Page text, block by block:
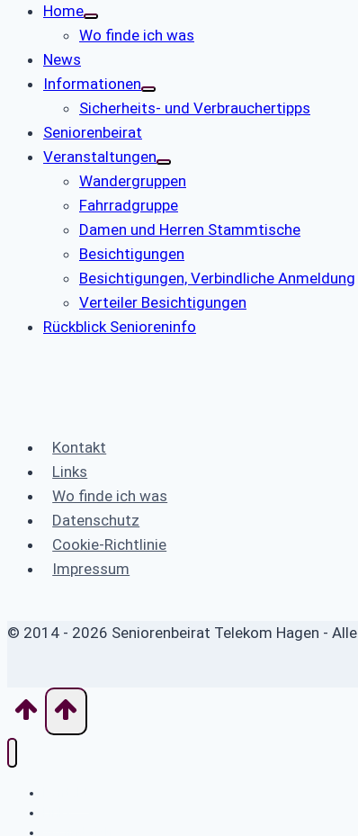
Home
Wo finde ich was
News
Informationen
Sicherheits- und Verbrauchertipps
Seniorenbeirat
Veranstaltungen
Wandergruppen
Fahrradgruppe
Damen und Herren Stammtische
Besichtigungen
Besichtigungen, Verbindliche Anmeldung
Verteiler Besichtigungen
Rückblick Senioreninfo
Kontakt
Links
Wo finde ich was
Datenschutz
Cookie-Richtlinie
Impressum
© 2014 - 2026 Seniorenbeirat Telekom Hagen -